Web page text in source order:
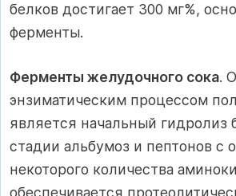
белков достигает 300 мг%,
ферменты.
Ферменты желудочного сока.
энзиматическим процессом
является начальный гидролиз
стадии альбумоз и пептонов с
некоторого количества
обеспечивается